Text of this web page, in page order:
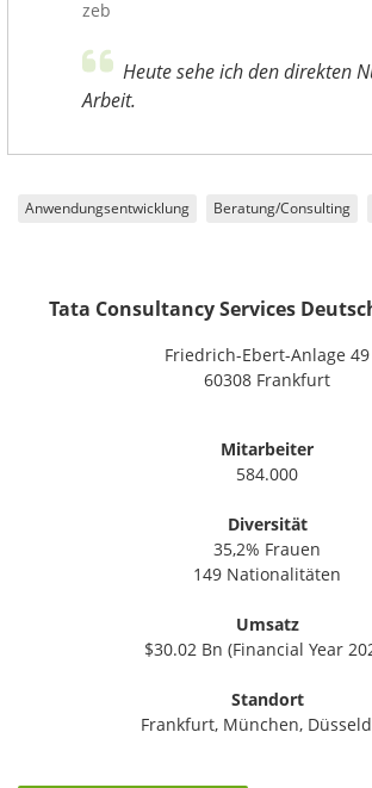
zeb
Heute sehe ich den direkten
Arbeit.
Anwendungsentwicklung Beratung/Consulting
Tata Consultancy Services
Friedrich-Ebert-Anlage 49
60308 Frankfurt
Mitarbeiter
584.000
Diversität
35,2% Frauen
149 Nationalitäten
Umsatz
$30.02 Bn (Financial Year
Standort
Frankfurt, München,